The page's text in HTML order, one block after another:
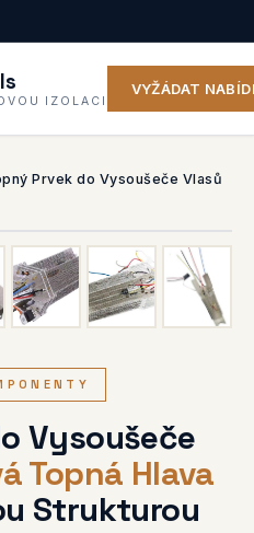
IZOLACI
VYŽÁDAT
Prvek do Vysoušeče Vlasů
◆ 6 FOTOGRAFIÍ
Vysoušeče
Topná Hlava
Strukturou